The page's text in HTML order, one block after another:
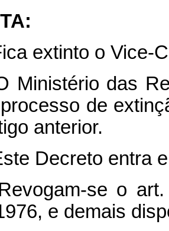
extinto o Vice-
Ministério das
de
anterior.
Decreto entra
se o
e demais